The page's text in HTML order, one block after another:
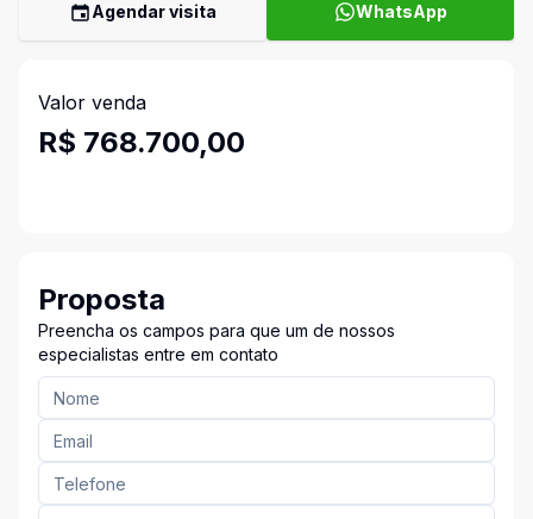
Agendar visita WhatsApp
Valor venda
R$ 768.700,00
Proposta
Preencha os campos para que um de nossos
especialistas entre em contato